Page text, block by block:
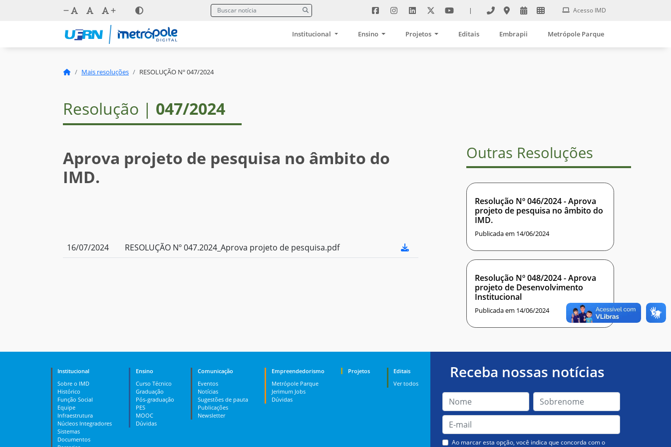
| Acesso IMD
Institucional Ensino Projetos Editais Embrapii Metrópole Parque
Mais resoluções RESOLUÇÃO Nº 047/2024
Resolução | 047/2024
Aprova projeto de pesquisa no âmbito do
IMD.
16/07/2024 RESOLUÇÃO Nº 047.2024_Aprova projeto de pesquisa.pdf
Outras Resoluções
Resolução Nº 046/2024 - Aprova
projeto de pesquisa no âmbito do
IMD.
Publicada em 14/06/2024
Resolução Nº 048/2024 - Aprova
projeto de Desenvolvimento
Institucional
Publicada em 14/06/2024
Institucional
Sobre o IMD
Histórico
Função Social
Equipe
Infraestrutura
Núcleos Integradores
Sistemas
Documentos
Ensino
Curso Técnico
Graduação
Pós-graduação
PES
MOOC
Dúvidas
Comunicação
Eventos
Notícias
Sugestões de pauta
Publicações
Newsletter
Empreendedorismo
Metrópole Parque
Jerimum Jobs
Dúvidas
Projetos
Editais
Ver todos
Receba nossas notícias
Ao marcar esta opção, você indica que concorda com o